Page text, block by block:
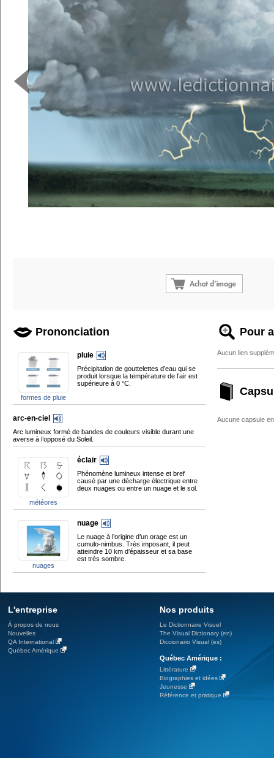
Prononciation
formes de pluie
pluie
Précipitation de gouttelettes d’eau qui se
produit lorsque la température de l’air est
supérieure à 0 °C.
arc-en-ciel
Arc lumineux formé de bandes de couleurs visible durant une
averse à l’opposé du Soleil.
météores
éclair
Phénomène lumineux intense et bref
causé par une décharge électrique entre
deux nuages ou entre un nuage et le sol.
nuages
nuage
Le nuage à l’origine d’un orage est un
cumulo-nimbus. Très imposant, il peut
atteindre 10 km d’épaisseur et sa base
est très sombre.
Pour
Aucun lien
Aucune capsule
L'entreprise
À propos de nous
Nouvelles
QA International
Québec Amérique
Nos produits
Le Dictionnaire Visuel
The Visual Dictionary (en)
Diccionario Visual (es)
Québec Amérique :
Littérature
Biographies et idées
Jeunesse
Référence et pratique